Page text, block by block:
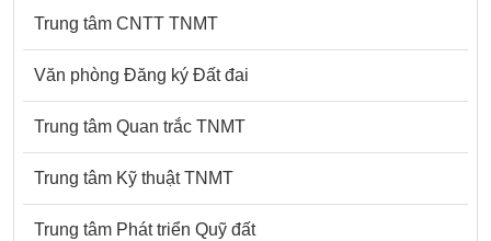
Trung tâm CNTT TNMT
Văn phòng Đăng ký Đất đai
Trung tâm Quan trắc TNMT
Trung tâm Kỹ thuật TNMT
Trung tâm Phát triển Quỹ đất